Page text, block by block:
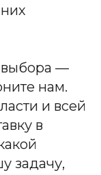
выбора —
нам.
и всей
в
задачу,